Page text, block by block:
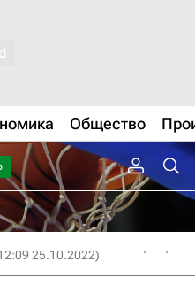
Общество
25.10.2022)